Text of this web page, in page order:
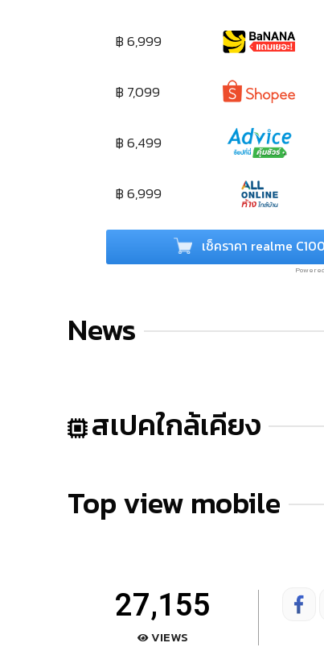
฿ 6,999
฿ 7,099
฿ 6,499
฿ 6,999
เช็คราคา realme
News
สเปคใกล้เคียง
Top view mobile
27,155
VIEWS